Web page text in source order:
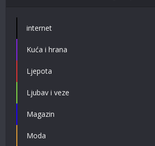
internet
Kuća i hrana
Ljepota
Ljubav i veze
Magazin
Moda